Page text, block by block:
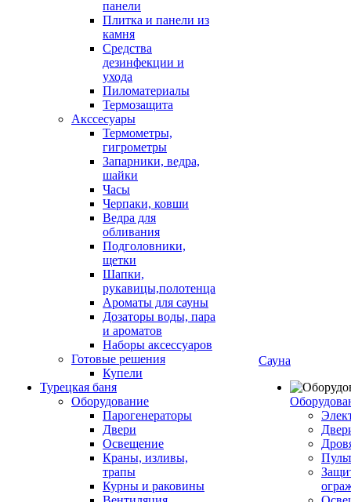
панели
Плитка и панели из
камня
Средства
дезинфекции и
ухода
Пиломатериалы
Термозащита
Аксcесуары
Термометры,
гигрометры
Запарники, ведра,
шайки
Часы
Черпаки, ковши
Ведра для
обливания
Подголовники,
щетки
Шапки,
рукавицы,полотенца
Ароматы для сауны
Дозаторы воды, пара
и ароматов
Наборы аксессуаров
Готовые решения
Купели
Турецкая баня
Оборудование
Парогенераторы
Двери
Освещение
Краны, изливы,
трапы
Курны и раковины
Сауна